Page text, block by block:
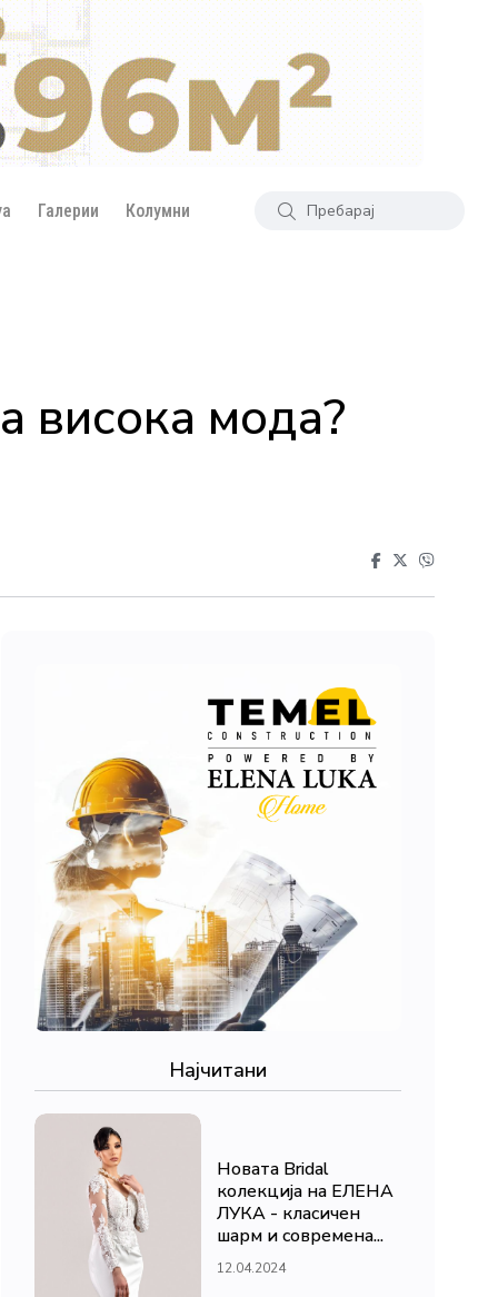
Галерии Колумни
висока мода?
Најчитани
Новата Bridal
колекција на ЕЛЕНА
ЛУКА - класичен
шарм и современа...
12.04.2024